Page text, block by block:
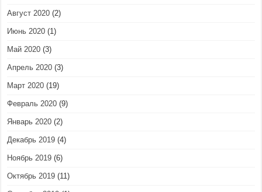
Август 2020 (2)
Июнь 2020 (1)
Май 2020 (3)
Апрель 2020 (3)
Март 2020 (19)
Февраль 2020 (9)
Январь 2020 (2)
Декабрь 2019 (4)
Ноябрь 2019 (6)
Октябрь 2019 (11)